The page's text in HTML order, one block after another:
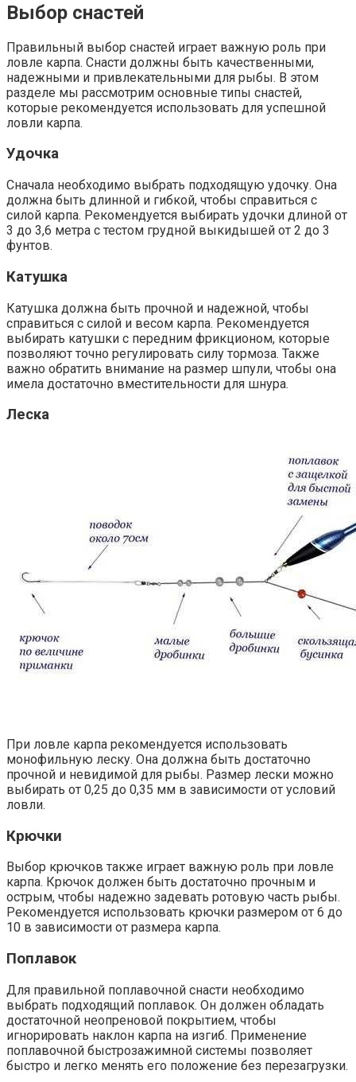
Выбор снастей
Правильный выбор снастей играет важную роль при
ловле карпа. Снасти должны быть качественными,
надежными и привлекательными для рыбы. В этом
разделе мы рассмотрим основные типы снастей,
которые рекомендуется использовать для успешной
ловли карпа.
Удочка
Сначала необходимо выбрать подходящую удочку. Она
должна быть длинной и гибкой, чтобы справиться с
силой карпа. Рекомендуется выбирать удочки длиной от
3 до 3,6 метра с тестом грудной выкидышей от 2 до 3
фунтов.
Катушка
Катушка должна быть прочной и надежной, чтобы
справиться с силой и весом карпа. Рекомендуется
выбирать катушки с передним фрикционом, которые
позволяют точно регулировать силу тормоза. Также
важно обратить внимание на размер шпули, чтобы она
имела достаточно вместительности для шнура.
Леска
При ловле карпа рекомендуется использовать
монофильную леску. Она должна быть достаточно
прочной и невидимой для рыбы. Размер лески можно
выбирать от 0,25 до 0,35 мм в зависимости от условий
ловли.
Крючки
Выбор крючков также играет важную роль при ловле
карпа. Крючок должен быть достаточно прочным и
острым, чтобы надежно задевать ротовую часть рыбы.
Рекомендуется использовать крючки размером от 6 до
10 в зависимости от размера карпа.
Поплавок
Для правильной поплавочной снасти необходимо
выбрать подходящий поплавок. Он должен обладать
достаточной неопреновой покрытием, чтобы
игнорировать наклон карпа на изгиб. Применение
поплавочной быстрозажимной системы позволяет
быстро и легко менять его положение без перезагрузки.